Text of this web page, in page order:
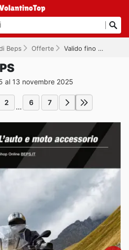
Beps Offerte Valido fino al 13/11/2025
al 13 novembre 2025
2 ... 6 7